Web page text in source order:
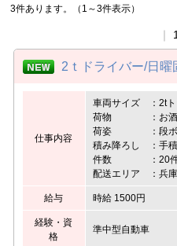
3件あります。（1～3件表示）
2ｔドライバー/日曜
仕事内容
車両サイズ ：2tト
荷物 ：お酒
荷姿 ：段ボ
積み降ろし ：手積
件数 ：20件/
配送エリア ：兵
給与 時給 1500円
経験・資
格
準中型自動車